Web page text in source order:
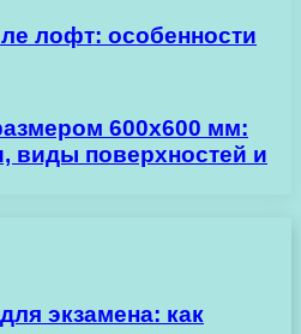
лофт: особенности
600х600 мм:
виды поверхностей и
экзамена: как